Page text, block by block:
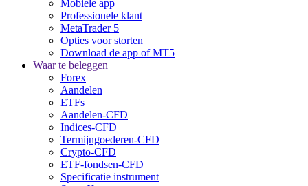
Mobiele app
Professionele klant
MetaTrader 5
Opties voor storten
Download de app of MT5
Waar te beleggen
Forex
Aandelen
ETFs
Aandelen-CFD
Indices-CFD
Termijngoederen-CFD
Crypto-CFD
ETF-fondsen-CFD
Specificatie instrument